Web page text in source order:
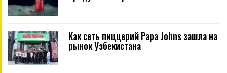
Как сеть пиццерий Papa Johns зашла на
рынок Узбекистана